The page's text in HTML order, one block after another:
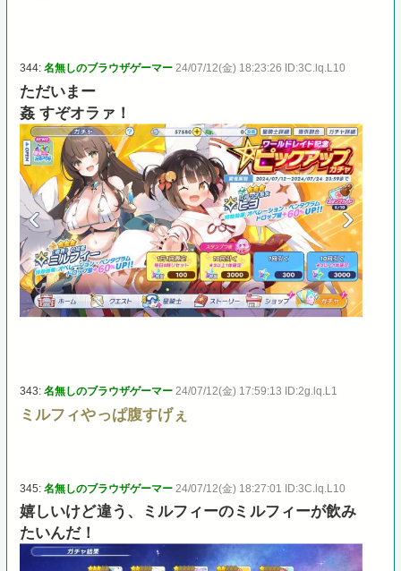
344:名無しのブラウザゲーマー 24/07/12(金) 18:23:26 ID:3C.lq.L10
ただいまー
姦 すぞオラァ！
343:名無しのブラウザゲーマー 24/07/12(金) 17:59:13 ID:2g.lq.L1
ミルフィやっぱ腹すげぇ
345:名無しのブラウザゲーマー 24/07/12(金) 18:27:01 ID:3C.lq.L10
嬉しいけど違う、ミルフィーのミルフィーが飲み
たいんだ！